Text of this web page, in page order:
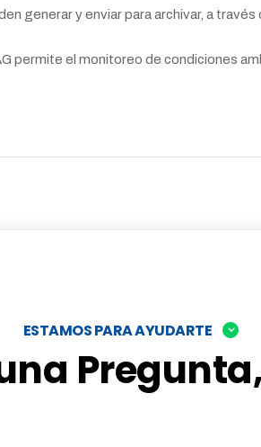
generar y enviar para archivar, a
permite el monitoreo de condiciones
ESTAMOS PARA AYUDARTE